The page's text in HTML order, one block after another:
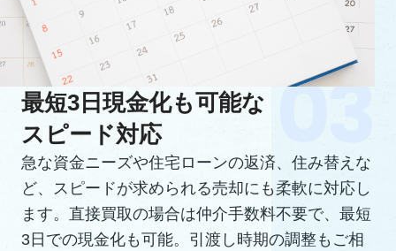
最短3日現金化も可能な
スピード対応
急な資金ニーズや住宅ローンの返済、住み替えな
ど、スピードが求められる売却にも柔軟に対応し
ます。直接買取の場合は仲介手数料不要で、最短
3日での現金化も可能。引渡し時期の調整もご相